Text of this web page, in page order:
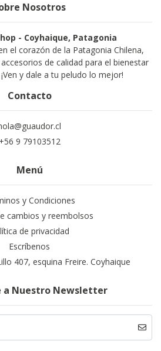
Nosotros
- Coyhaique, Patagonia
el corazón de la Patagonia Chilena,
de calidad para el bienestar
y dale a tu peludo lo mejor!
Contacto
+56 9 79103512
Menú
y Condiciones
cambios y reembolsos
de privacidad
Escríbenos
407, esquina Freire. Coyhaique
a Nuestro Newsletter